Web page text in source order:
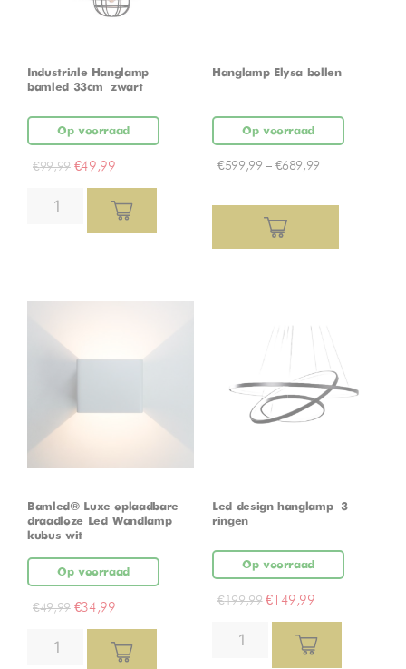
Industriële Hanglamp
bamled 33cm – zwart
Op voorraad
€99,99 €49,99
Hanglamp Elysa bollen
Op voorraad
€599,99 – €689,99
Bamled® Luxe oplaadbare
draadloze Led Wandlamp
kubus wit
Op voorraad
€49,99 €34,99
Led design hanglamp – 3
ringen
Op voorraad
€199,99 €149,99